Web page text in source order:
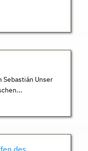
Sebastián Unser